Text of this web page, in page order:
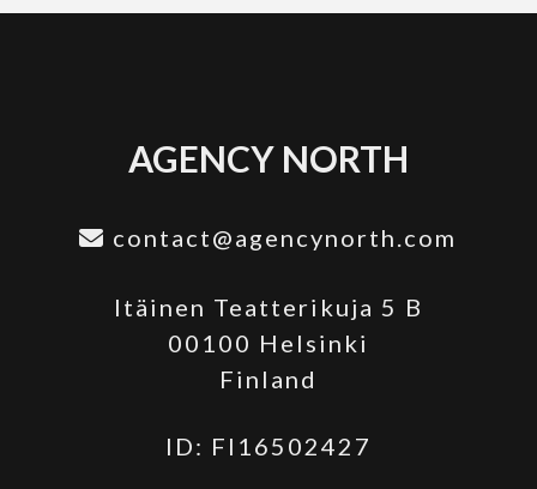
AGENCY NORTH
contact@agencynorth.com
Itäinen Teatterikuja 5 B
00100 Helsinki
Finland
ID: FI16502427